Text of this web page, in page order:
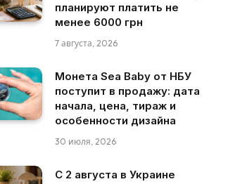
планируют платить не
менее 6000 грн
7 августа, 2026
Монета Sea Baby от НБУ
поступит в продажу: дата
начала, цена, тираж и
особенности дизайна
30 июля, 2026
С 2 августа в Украине